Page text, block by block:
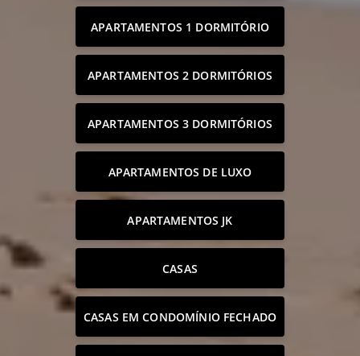
APARTAMENTOS 1 DORMITÓRIO
APARTAMENTOS 2 DORMITÓRIOS
APARTAMENTOS 3 DORMITÓRIOS
APARTAMENTOS DE LUXO
APARTAMENTOS JK
CASAS
CASAS EM CONDOMÍNIO FECHADO